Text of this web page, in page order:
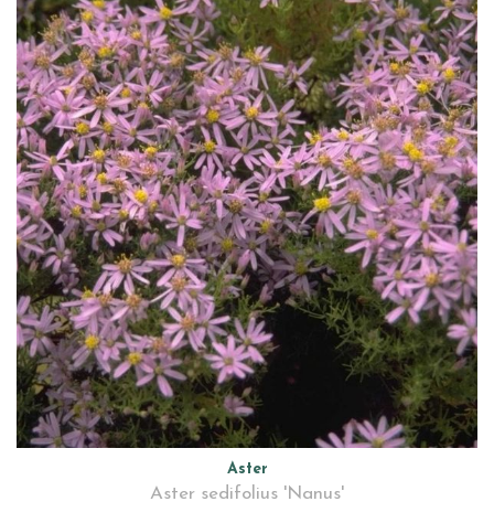
Aster
Aster sedifolius 'Nanus'